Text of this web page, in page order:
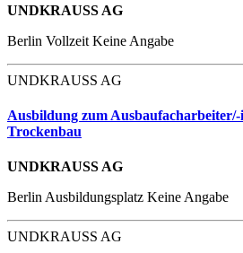
UNDKRAUSS AG
Berlin Vollzeit Keine Angabe
UNDKRAUSS AG
Ausbildung zum
Trockenbau
UNDKRAUSS AG
Berlin Ausbildungsplatz Keine Angabe
UNDKRAUSS AG